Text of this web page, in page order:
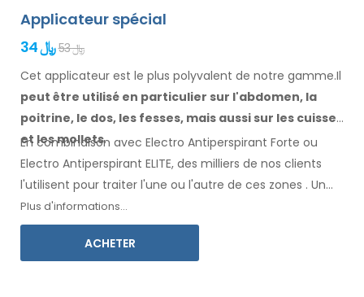
Applicateur spécial
34 ﷼
53 ﷼
Cet applicateur est le plus polyvalent de notre gamme.Il
peut être utilisé en particulier sur l'abdomen, la
poitrine, le dos, les fesses, mais aussi sur les cuisses
et les mollets.
En combinaison avec Electro Antiperspirant Forte ou
Electro Antiperspirant ELITE, des milliers de nos clients
l'utilisent pour traiter l'une ou l'autre de ces zones . Un
mode d'emploidans votre langue
Plus d'informations...
ACHETER